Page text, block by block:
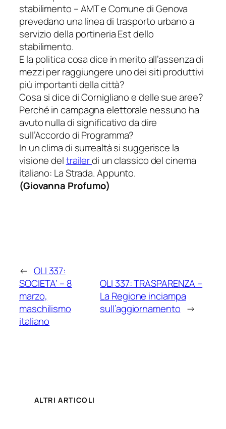
stabilimento – AMT e Comune di Genova
prevedano una linea di trasporto urbano a
servizio della portineria Est dello
stabilimento.
E la politica cosa dice in merito all’assenza di
mezzi per raggiungere uno dei siti produttivi
più importanti della città?
Cosa si dice di Cornigliano e delle sue aree?
Perché in campagna elettorale nessuno ha
avuto nulla di significativo da dire
sull’Accordo di Programma?
In un clima di surrealtà si suggerisce la
visione deltrailerdi un classico del cinema
italiano: La Strada. Appunto.
(Giovanna Profumo)
← OLI 337:
SOCIETA’ – 8
marzo,
maschilismo
italiano
OLI 337: TRASPARENZA –
La Regione inciampa
sull’aggiornamento →
ALTRI ARTICOLI